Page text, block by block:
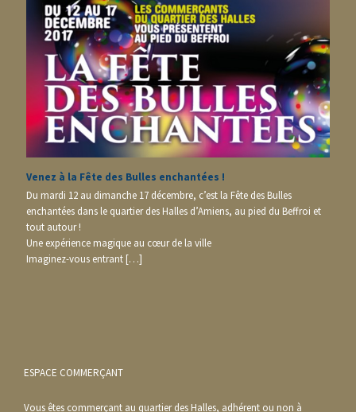
Venez à la Fête des Bulles enchantées !
Du mardi 12 au dimanche 17 décembre, c’est la Fête des Bulles
enchantées dans le quartier des Halles d’Amiens, au pied du Beffroi et
tout autour !
Une expérience magique au cœur de la ville
Imaginez-vous entrant […]
ESPACE COMMERÇANT
Vous êtes commerçant au quartier des Halles, adhérent ou non à